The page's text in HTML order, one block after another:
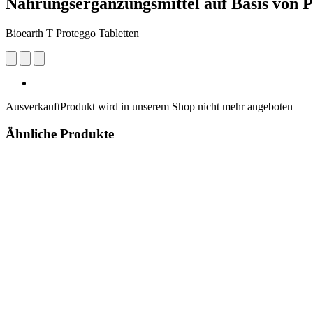
Bioearth T Proteggo Tabletten
AusverkauftProdukt wird in unserem Shop nicht mehr angeboten
Ähnliche Produkte